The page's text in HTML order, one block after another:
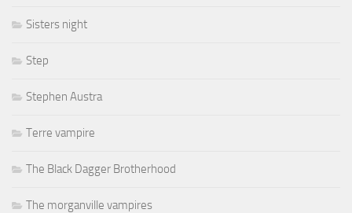
Sisters night
Step
Stephen Austra
Terre vampire
The Black Dagger Brotherhood
The morganville vampires